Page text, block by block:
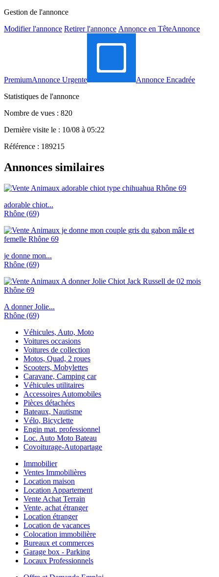
Gestion de l'annonce
Modifier l'annonce Retirer l'annonce Annonce en TêteAnnonce
PremiumAnnonce Urgente
Annonce Encadrée
Statistiques de l'annonce
Nombre de vues : 820
Dernière visite le : 10/08 à 05:22
Référence : 189215
Annonces similaires
adorable chiot...
Rhône (69)
je donne mon...
Rhône (69)
A donner Jolie...
Rhône (69)
Véhicules, Auto, Moto
Voitures occasions
Voitures de collection
Motos, Quad, 2 roues
Scooters, Mobylettes
Caravane, Camping car
Véhicules utilitaires
Accessoires Automobiles
Pièces détachées
Bateaux, Nautisme
Vélo, Bicyclette
Engin mat. professionnel
Loc. Auto Moto Bateau
Covoiturage-Autopartage
Immobilier
Ventes Immobilières
Location maison
Location Appartement
Vente Achat Terrain
Vente, achat étranger
Location étranger
Location de vacances
Colocation immobilière
Bureaux et commerces
Garage box - Parking
Locaux Professionnels